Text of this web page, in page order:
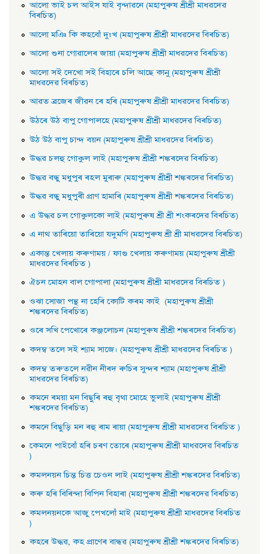
আলাে ভাই চল আইস যাই বৃন্দাৱনে (মহাপুৰুষ শ্ৰীশ্ৰী মাধৱদেৱ
বিৰচিত)
আলাে মঞি কি কহবোঁ দুঃখ (মহাপুৰুষ শ্ৰীশ্ৰী মাধৱদেৱ বিৰচিত)
আলাে শুনা গােৱালেৰ জায়া (মহাপুৰুষ শ্ৰীশ্ৰী মাধৱদেৱ বিৰচিত)
আলাে সই দেখাে সই বিহাৰে চলি আছে কানু (মহাপুৰুষ শ্ৰীশ্ৰী
মাধৱদেৱ বিৰচিত)
আৱত ব্ৰজেৰ জীৱন ৰে হৰি (মহাপুৰুষ শ্ৰীশ্ৰী মাধৱদেৱ বিৰচিত)
উঠৰে উঠ বাপু গােপালহে (মহাপুৰুষ শ্ৰীশ্ৰী মাধৱদেৱ বিৰচিত)
উঠ উঠ বাপু চান্দ বয়ন (মহাপুৰুষ শ্ৰীশ্ৰী মাধৱদেৱ বিৰচিত)
উদ্ধৱ চলহু গােকুল লাই (মহাপুৰুষ শ্ৰীশ্ৰী শঙ্কৰদেৱ বিৰচিত)
উদ্ধৱ বন্ধু মধুপুৰ ৰহল মুৰাৰু (মহাপুৰুষ শ্ৰীশ্ৰী শঙ্কৰদেৱ বিৰচিত)
উদ্ধৱ বন্ধু মধুপুৰী প্রাণ হামাৰি (মহাপুৰুষ শ্ৰীশ্ৰী শঙ্কৰদেৱ বিৰচিত)
এ উদ্ধৱ চল গােকুলকো লাই (মহাপুৰুষ শ্ৰী শ্ৰী শংকৰদেৱ বিৰচিত)
এ নাথ তাৰিয়াে তাৰিয়াে যদুমণি (মহাপুৰুষ শ্ৰী শ্ৰী মাধৱদেৱ বিৰচিত)
একান্ত খেলায় কৰুণাময় / ফাগু খেলায় কৰুণাময় (মহাপুৰুষ শ্ৰীশ্ৰী
মাধৱদেৱ বিৰচিত )
ঐচন মােহন বাল গােপালা (মহাপুৰুষ শ্ৰীশ্ৰী মাধৱদেৱ বিৰচিত )
ওঝা সােজা পন্থ না হেৰি কোটি কৰম কাই (মহাপুৰুষ শ্ৰীশ্ৰী
শঙ্কৰদেৱ বিৰচিত)
ওৰে সখি পেখােৰে কঞ্জলােচন (মহাপুৰুষ শ্ৰীশ্ৰী শঙ্কৰদেৱ বিৰচিত)
কদম্ব তলে সই শ্যাম সাজে। (মহাপুৰুষ শ্ৰীশ্ৰী মাধৱদেৱ বিৰচিত )
কদম্ব তৰুতলে নৱীন নীৰদ ৰুচিৰ সুন্দৰ শ্যাম (মহাপুৰুষ শ্ৰীশ্ৰী
মাধৱদেৱ বিৰচিত)
কমনে ৰময়া মন বিছুৰি ৰহু বৃথা মােহে ভুলাই (মহাপুৰুষ শ্ৰীশ্ৰী
শঙ্কৰদেৱ বিৰচিত)
কমনে বিছুড়ি মন ৰহু ৰাম ৰায়া (মহাপুৰুষ শ্ৰীশ্ৰী মাধৱদেৱ বিৰচিত )
কেমনে পাইবোঁ হৰি চৰণ তােৰে (মহাপুৰুষ শ্ৰীশ্ৰী মাধৱদেৱ বিৰচিত
)
কমলনয়ন চিন্ত চিত্ত চেওন লাই (মহাপুৰুষ শ্ৰীশ্ৰী শঙ্কৰদেৱ বিৰচিত)
কৰু হৰি বিৰিন্দা বিপিন বিহাৰা (মহাপুৰুষ শ্ৰীশ্ৰী শঙ্কৰদেৱ বিৰচিত)
কমলনয়নকে আজু পেখলোঁ মাই (মহাপুৰুষ শ্ৰীশ্ৰী মাধৱদেৱ বিৰচিত
)
কহৰে উদ্ধৱ, কহ প্রাণেৰ বান্ধৱ (মহাপুৰুষ শ্ৰীশ্ৰী শঙ্কৰদেৱ বিৰচিত)